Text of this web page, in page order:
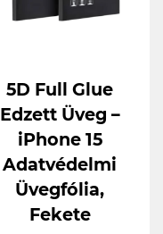
5D Full Glue
Edzett Üveg –
iPhone 15
Adatvédelmi
Üvegfólia,
Fekete